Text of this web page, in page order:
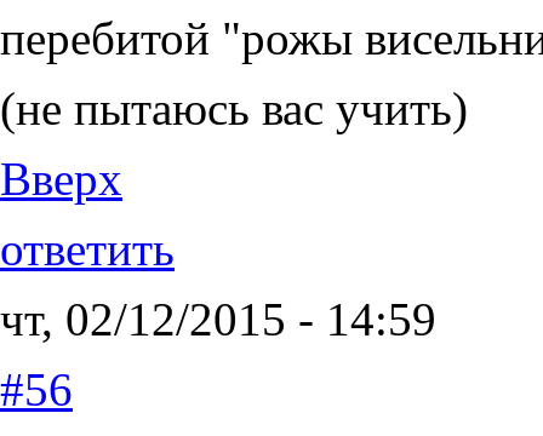
перебитой "рожы
(не пытаюсь вас учить)
Вверх
ответить
чт, 02/12/2015 - 14:59
#56